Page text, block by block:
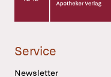
Service
Newsletter